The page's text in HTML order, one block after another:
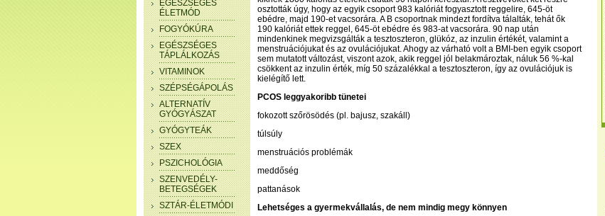
EGÉSZSÉGES
ÉLETMÓD
FOGYÓKÚRA
EGÉSZSÉGES
TÁPLÁLKOZÁS
VITAMINOK
SZÉPSÉGÁPOLÁS
ALTERNATÍV
GYÓGYÁSZAT
GYÓGYTEÁK
SZEX
PSZICHOLÓGIA
SZENVEDÉLY-
BETEGSÉGEK
SZTÁR-ÉLETMÓDI
osztották úgy, hogy az egyik csoport 983 kalóriát fogyasztott reggelire, 645-öt
ebédre, majd 190-et vacsorára. A B csoportnak mindezt fordítva tálalták, tehát ők
190 kalóriát ettek reggel, 645-öt ebédre és 983-at vacsorára. 90 nap után
mindenkinek megvizsgálták a tesztoszteron, glükóz, az inzulin értékét, valamint a
menstruációjukat és az ovulációjukat. Ahogy az várható volt a BMI-ben egyik csoport
sem mutatott változást, viszont azok, akik reggel jól belakmároztak, náluk 56 %-kal
csökkent az inzulin érték, míg 50 százalékkal a tesztoszteron, így az ovulációjuk is
kielégítő lett.
PCOS leggyakoribb tünetei
fokozott szőrösödés (pl. bajusz, szakáll)
túlsúly
menstruációs problémák
meddőség
pattanások
Lehetséges a gyermekvállalás, de nem mindig megy könnyen